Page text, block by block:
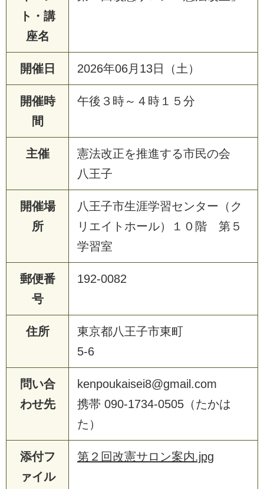
ト・講
座名
開催日 2026年06月13日（土）
開催時
間
午後３時～４時１５分
主催
憲法改正を推進する市民の会
八王子
開催場
所
八王子市生涯学習センター（ク
リエイトホール）１０階 第５
学習室
郵便番
号
192-0082
住所
東京都八王子市東町
5-6
問い合
わせ先
kenpoukaisei8@gmail.com
携帯 090-1734-0505（たかは
た）
添付フ
ァイル
第２回改憲サロン案内.jpg